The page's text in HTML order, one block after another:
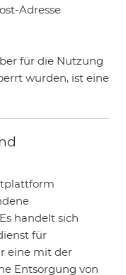
Adresse
für die Nutzung
wurden, ist eine
handelt sich
für
eine mit der
Entsorgung von